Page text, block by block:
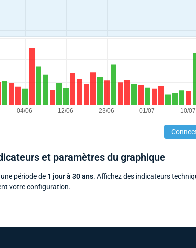
et paramètres du graphique
période de 1 jour à 30 ans. Affichez des indicateurs
votre configuration.